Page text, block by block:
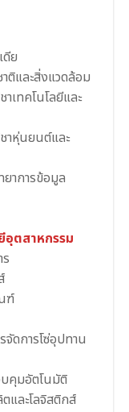
ย
ติและสิ่งแวดล้อม
เทคโนโลยีและ
าหุ่นยนต์และ
ยาการข้อมูล
อุตสาหกรรม
ฑ์
จัดการโซ่อุปทาน
บคุมอัตโนมัติ
และโลจิสติกส์